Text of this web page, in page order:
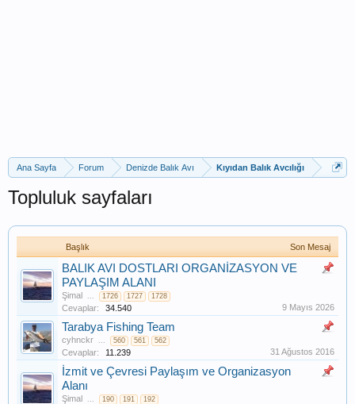
Ana Sayfa Forum Denizde Balık Avı Kıyıdan Balık Avcılığı
Topluluk sayfaları
Başlık Son Mesaj
BALIK AVI DOSTLARI ORGANİZASYON VE
PAYLAŞIM ALANI
Şimal ... 1726 1727 1728
Cevaplar: 34.540 9 Mayıs 2026
Tarabya Fishing Team
cyhnckr ... 560 561 562
Cevaplar: 11.239 31 Ağustos 2016
İzmit ve Çevresi Paylaşım ve Organizasyon
Alanı
Şimal ... 190 191 192